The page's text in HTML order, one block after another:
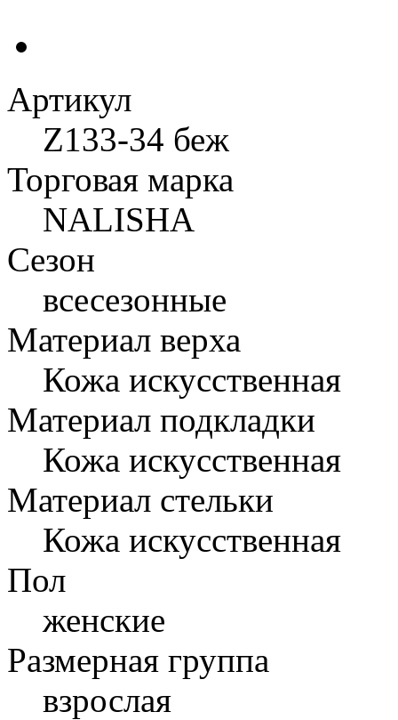
Артикул
Z133-34 беж
Торговая марка
NALISHA
Сезон
всесезонные
Материал верха
Кожа искусственная
Материал подкладки
Кожа искусственная
Материал стельки
Кожа искусственная
Пол
женские
Размерная группа
взрослая